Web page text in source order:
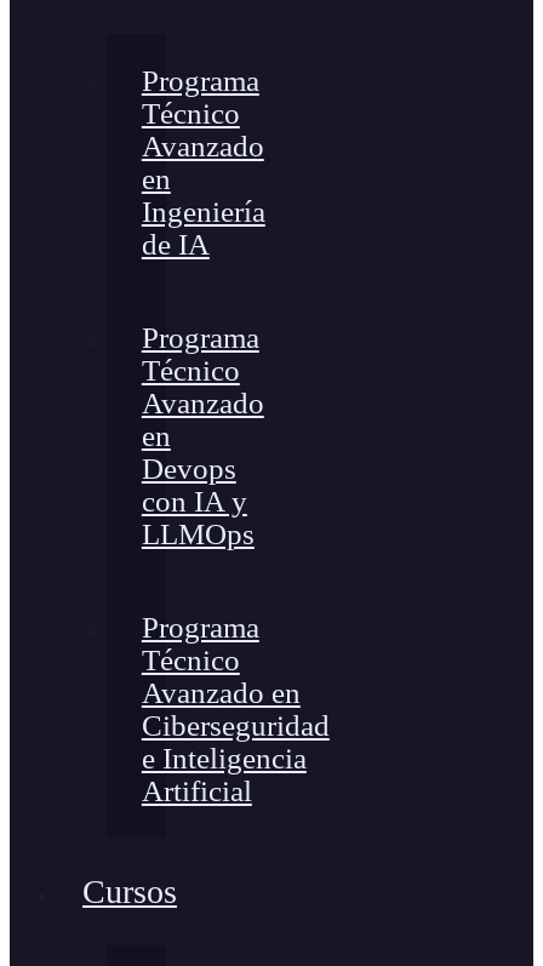
Programa
Técnico
Avanzado
en
Ingeniería
de IA
Programa
Técnico
Avanzado
en
Devops
con IA y
LLMOps
Programa
Técnico
Avanzado en
Ciberseguridad
e Inteligencia
Artificial
Cursos